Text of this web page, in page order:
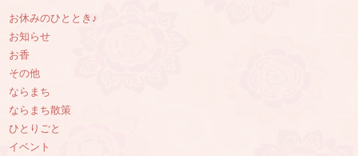
お休みのひととき♪
お知らせ
お香
その他
ならまち
ならまち散策
ひとりごと
イベント